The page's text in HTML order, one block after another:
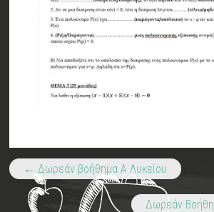
← Δωρεάν βοήθημα Α Λυκείου
Δωρεάν